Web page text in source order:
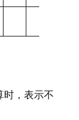
时，表示不